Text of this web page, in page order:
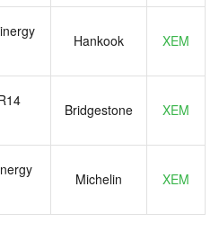
Hankook XEM
Bridgestone XEM
Michelin XEM